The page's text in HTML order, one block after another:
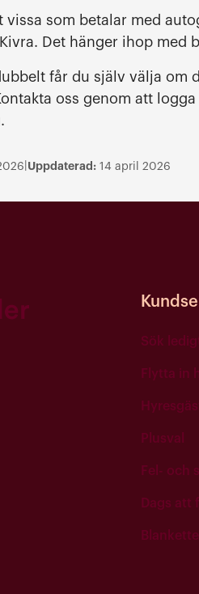
vissa som betalar med
Det hänger ihop med
får du själv välja om
oss genom att logga
Uppdaterad: 14 april 2026
Sök
Flytta in
Plusval
Fel- och
Dags att